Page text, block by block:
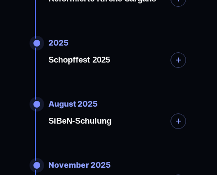
2025
Schopffest 2025
+
August 2025
SiBeN-Schulung
+
November 2025